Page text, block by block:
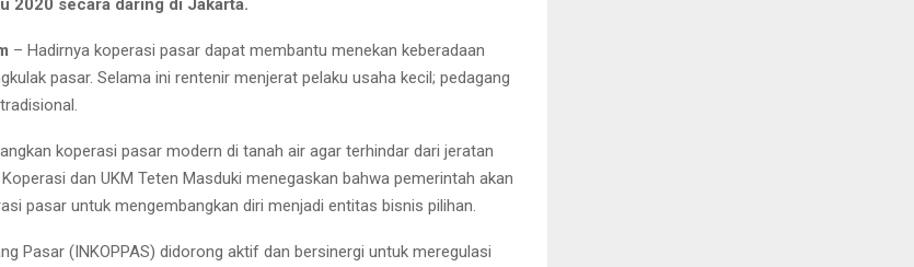
2020 secara daring di Jakarta.
– Hadirnya koperasi pasar dapat membantu menekan keberadaan
pasar. Selama ini rentenir menjerat pelaku usaha kecil; pedagang
koperasi pasar modern di tanah air agar terhindar dari jeratan
dan UKM Teten Masduki menegaskan bahwa pemerintah akan
pasar untuk mengembangkan diri menjadi entitas bisnis pilihan.
Pasar (INKOPPAS) didorong aktif dan bersinergi untuk meregulasi